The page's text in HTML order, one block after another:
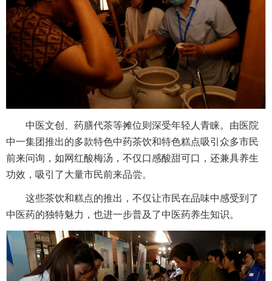
中医文创、药膳代茶等摊位则深受年轻人青睐。由医院
中一集团推出的多款特色中药茶饮和特色糕点吸引众多市民
前来问询，如网红酸梅汤，不仅口感酸甜可口，还兼具养生
功效，吸引了大量市民前来品尝。
这些茶饮和糕点的推出，不仅让市民在品味中感受到了
中医药的独特魅力，也进一步普及了中医药养生知识。